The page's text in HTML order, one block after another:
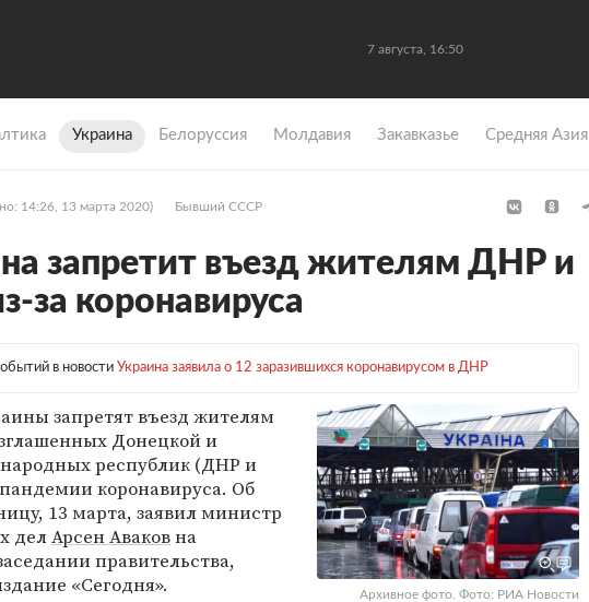
7 августа, 16:50
Украина Белоруссия Молдавия Закавказье Средняя Азия
14:26, 13 марта 2020) Бывший СССР
запретит въезд жителям ДНР и
за коронавируса
в новости Украина заявила о 12 заразившихся коронавирусом в ДНР
Архивное фото. Фото: РИА Новости
запретят въезд жителям
Донецкой и
республик (ДНР и
коронавируса. Об
13 марта, заявил министр
делАрсен Аваковна
правительства,
«Сегодня».